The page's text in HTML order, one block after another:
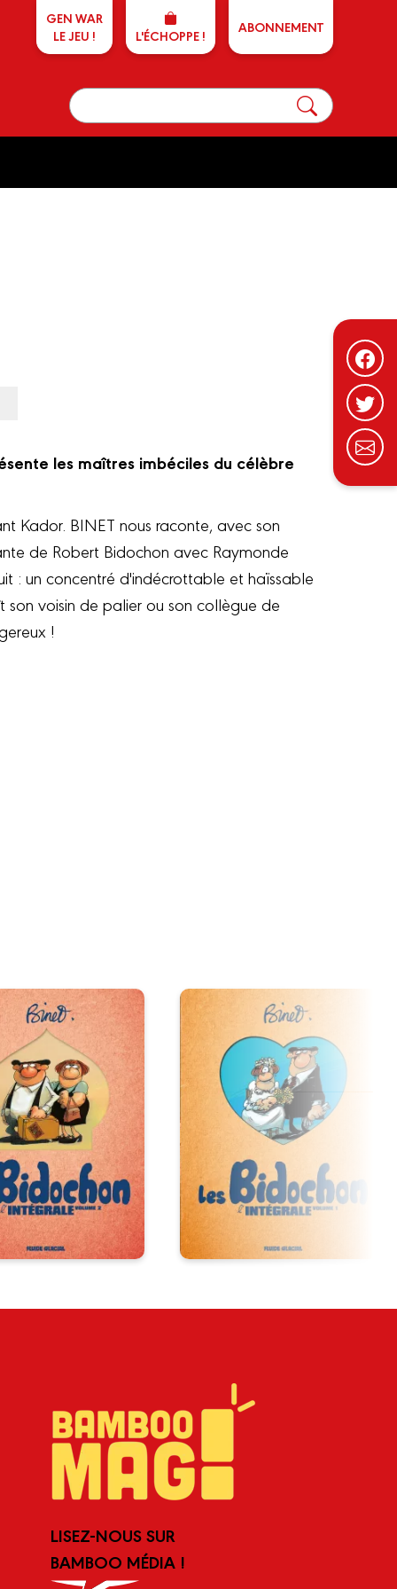
GEN WAR
LE JEU !
L'ÉCHOPPE ! ABONNEMENT
les maîtres imbéciles du célèbre
Kador. BINET nous raconte, avec son
de Robert Bidochon avec Raymonde
: un concentré d'indécrottable et haïssable
voisin de palier ou son collègue de
!
LISEZ-NOUS SUR
BAMBOO MÉDIA !